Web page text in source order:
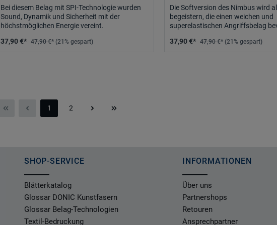
Bei diesem Belag mit SPI-Technologie wurden
Sound, Dynamik und Sicherheit mit der
höchstmöglichen Energie vereint.
37,90 €* 47,90 €* (21% gespart)
Die Softversion des Nimbus wird
begeistern, die einen weichen und
superelastischen Angriffsbelag
37,90 €* 47,90 €* (21% gespart)
Seite
1
Seite
2
SHOP-SERVICE
Blätterkatalog
Glossar DONIC Kunstfasern
Glossar Belag-Technologien
Textil-Bedruckung
INFORMATIONEN
Über uns
Partnershops
Retouren
Ansprechpartner